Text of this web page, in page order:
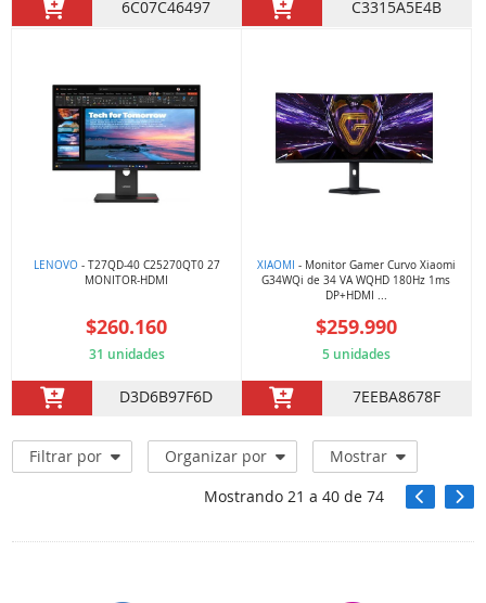
6C07C46497 C3315A5E4B
LENOVO- T27QD-40 C25270QT0 27
MONITOR-HDMI
$260.160
31 unidades
D3D6B97F6D
XIAOMI - Monitor Gamer Curvo Xiaomi
G34WQi de 34 VA WQHD 180Hz 1ms
DP+HDMI ...
$259.990
5 unidades
7EEBA8678F
Filtrar por Organizar por
Mostrar
Mostrando 21 a 40de 74